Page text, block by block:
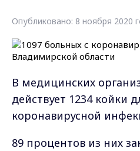
Опубликовано: 8 ноября 2020
В медицинских
действует 1234 койки
коронавирусной
89 процентов из них